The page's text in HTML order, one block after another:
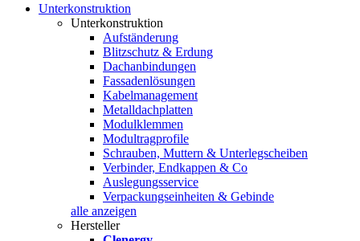
Unterkonstruktion
Unterkonstruktion
Aufständerung
Blitzschutz & Erdung
Dachanbindungen
Fassadenlösungen
Kabelmanagement
Metalldachplatten
Modulklemmen
Modultragprofile
Schrauben, Muttern & Unterlegscheiben
Verbinder, Endkappen & Co
Auslegungsservice
Verpackungseinheiten & Gebinde
alle anzeigen
Hersteller